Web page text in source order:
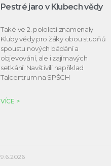
Pestré jaro v Klubech vědy
Také ve 2. pololetí znamenaly
Kluby vědy pro žáky obou stupňů
spoustu nových bádání a
objevování, ale i zajímavých
setkání. Navštívili například
Talcentrum na SPŠCH
VÍCE >
9.6.2026